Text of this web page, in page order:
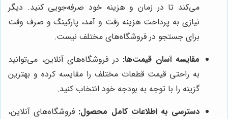
می‌کند تا در زمان و هزینه خود صرفه‌جویی کنید. دیگر
نیازی به پرداخت هزینه رفت و آمد، پارکینگ و صرف وقت
برای جستجو در فروشگاه‌های مختلف نیست.
مقایسه آسان قیمت‌ها: در فروشگاه‌های آنلاین، می‌توانید
به راحتی قیمت قطعات مختلف را مقایسه کرده و بهترین
گزینه را با توجه به بودجه خود انتخاب کنید.
دسترسی به اطلاعات کامل محصول: فروشگاه‌های آنلاین،